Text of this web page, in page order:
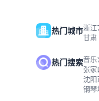
热门城市浙江
甘肃
热门搜索音乐
张
沈
钢琴